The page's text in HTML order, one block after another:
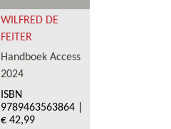
WILFRED DE
FEITER
Handboek Access
2024
ISBN
9789463563864|
€ 42,99